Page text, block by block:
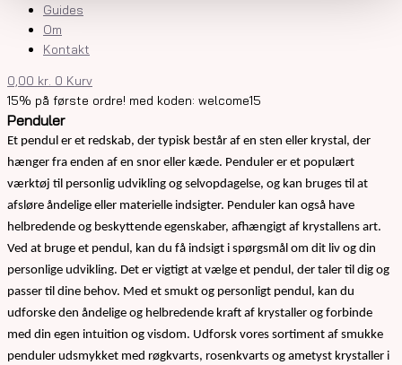
Guides
Om
Kontakt
0,00 kr. 0 Kurv
15% på første ordre! med koden: welcome15
Penduler
Et pendul er et redskab, der typisk består af en sten eller krystal, der
hænger fra enden af en snor eller kæde. Penduler er et populært
værktøj til personlig udvikling og selvopdagelse, og kan bruges til at
afsløre åndelige eller materielle indsigter. Penduler kan også have
helbredende og beskyttende egenskaber, afhængigt af krystallens art.
Ved at bruge et pendul, kan du få indsigt i spørgsmål om dit liv og din
personlige udvikling. Det er vigtigt at vælge et pendul, der taler til dig og
passer til dine behov. Med et smukt og personligt pendul, kan du
udforske den åndelige og helbredende kraft af krystaller og forbinde
med din egen intuition og visdom. Udforsk vores sortiment af smukke
penduler udsmykket med røgkvarts, rosenkvarts og ametyst krystaller i